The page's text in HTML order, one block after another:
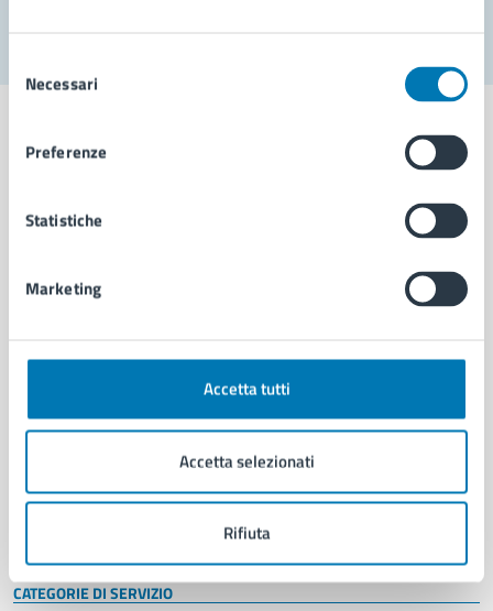
delNecessari
Preferenze
Statistiche
Marketing
Accetta tutti
Accetta selezionati
Rifiuta
Aree amministrative
Municipalità
Enti e fondazioni
Politici
Personale amministrativo
Documenti e dati
CATEGORIE DI SERVIZIO